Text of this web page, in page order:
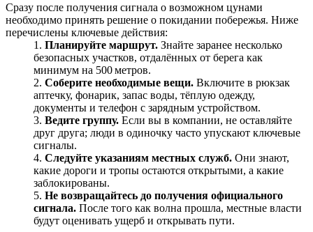
Сразу после получения сигнала о возможном цунами
необходимо принять решение о покидании побережья. Ниже
перечислены ключевые действия:
Планируйте маршрут. Знайте заранее несколько
безопасных участков, отдалённых от берега как
минимум на 500 метров.
Соберите необходимые вещи. Включите в рюкзак
аптечку, фонарик, запас воды, тёплую одежду,
документы и телефон с зарядным устройством.
Ведите группу. Если вы в компании, не оставляйте
друг друга; люди в одиночку часто упускают ключевые
сигналы.
Следуйте указаниям местных служб. Они знают,
какие дороги и тропы остаются открытыми, а какие
заблокированы.
Не возвращайтесь до получения официального
сигнала. После того как волна прошла, местные власти
будут оценивать ущерб и открывать пути.